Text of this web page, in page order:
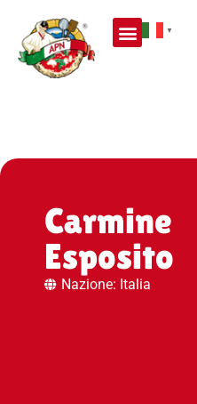
▼
Carmine
Esposito
Nazione: Italia